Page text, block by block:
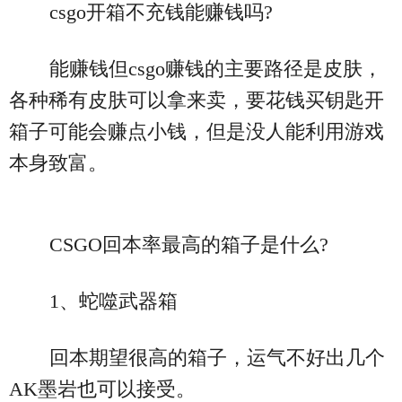
csgo开箱不充钱能赚钱吗?
能赚钱但csgo赚钱的主要路径是皮肤，
各种稀有皮肤可以拿来卖，要花钱买钥匙开
箱子可能会赚点小钱，但是没人能利用游戏
本身致富。
CSGO回本率最高的箱子是什么?
1、蛇噬武器箱
回本期望很高的箱子，运气不好出几个
AK墨岩也可以接受。